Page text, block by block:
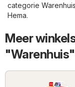
categorie Warenhuis
Hema.
Meer
"Warenhuis"